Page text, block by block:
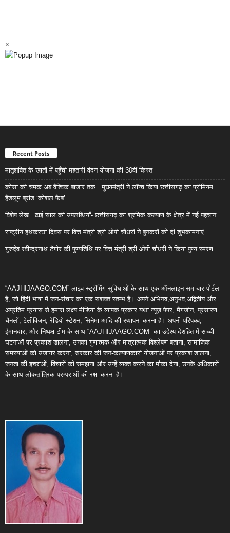
×
Recent Posts
मातृशक्ति के खातों में पहुँची महतारी वंदन योजना की 30वीं किस्त
कोसा की चमक अब वैश्विक बाजार तक : मुख्यमंत्री ने लॉन्च किया छत्तीसगढ़ का प्रीमियम
हैंडलूम ब्रांड ‘कोशल फैब’
विशेष लेख : ढाई साल की उपलब्धियाँ- छत्तीसगढ़ का श्रमिक कल्याण के क्षेत्र में नई पहचान
राष्ट्रीय हथकरघा दिवस पर वित्त मंत्री श्री ओपी चौधरी ने बुनकरों को दी शुभकामनाएं
गुरुदेव रवीन्द्रनाथ टैगोर की पुण्यतिथि पर वित्त मंत्री श्री ओपी चौधरी ने किया पुण्य स्मरण
“AAJHIJAAGO.COM” लाइव स्ट्रीमिंग सुविधाओं के साथ एक ऑनलाइन समाचार पोर्टल
है, जो हिंदी भाषा में जन-संचार का एक सशक्त स्तम्भ है। अपने अभिनव,अनुभव,अद्वितीय और
अप्रतिम प्रयास से हमारा लक्ष्य मीडिया के व्यापक प्रकार यथा न्यूज़ पेपर, मैगजीन, प्रसारण
चैनलों, टेलीविजन, रेडियो स्टेशन, सिनेमा आदि की स्थापना करना है। अपनी परिपक्व,
ईमानदार, और निष्पक्ष टीम के साथ “AAJHIJAAGO.COM” का उद्देश्य देशहित में सच्ची
घटनाओं पर प्रकाश डालना, उनका गुणात्मक और मात्रात्मक विश्लेषण बताना, सामाजिक
समस्याओं को उजागर करना, सरकार की जन-कल्याणकारी योजनाओं पर प्रकाश डालना,
जनता की इच्छाओं, विचारों को समझना और उन्हें व्यक्त करने का मौका देना, उनके अधिकारों
के साथ लोकतांत्रिक परम्पराओं की रक्षा करना है।